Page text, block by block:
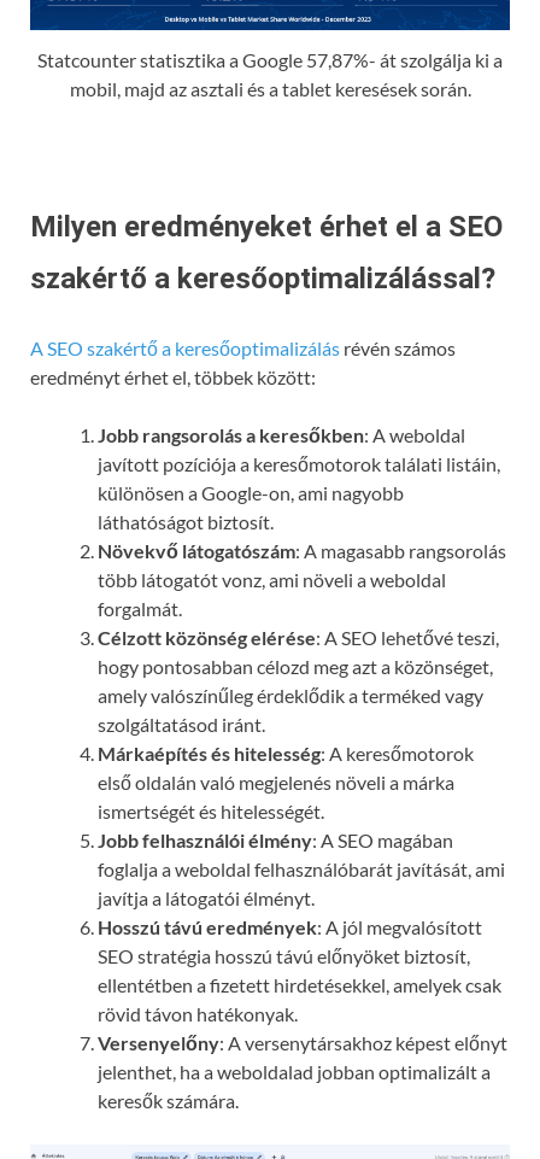
Statcounter statisztika a Google 57,87%- át szolgálja ki a
mobil, majd az asztali és a tablet keresések során.
Milyen eredményeket érhet el a SEO
szakértő a keresőoptimalizálással?
A SEO szakértő a keresőoptimalizálás révén számos
eredményt érhet el, többek között:
Jobb rangsorolás a keresőkben: A weboldal
javított pozíciója a keresőmotorok találati listáin,
különösen a Google-on, ami nagyobb
láthatóságot biztosít.
Növekvő látogatószám: A magasabb rangsorolás
több látogatót vonz, ami növeli a weboldal
forgalmát.
Célzott közönség elérése: A SEO lehetővé teszi,
hogy pontosabban célozd meg azt a közönséget,
amely valószínűleg érdeklődik a terméked vagy
szolgáltatásod iránt.
Márkaépítés és hitelesség: A keresőmotorok
első oldalán való megjelenés növeli a márka
ismertségét és hitelességét.
Jobb felhasználói élmény: A SEO magában
foglalja a weboldal felhasználóbarát javítását, ami
javítja a látogatói élményt.
Hosszú távú eredmények: A jól megvalósított
SEO stratégia hosszú távú előnyöket biztosít,
ellentétben a fizetett hirdetésekkel, amelyek csak
rövid távon hatékonyak.
Versenyelőny: A versenytársakhoz képest előnyt
jelenthet, ha a weboldalad jobban optimalizált a
keresők számára.